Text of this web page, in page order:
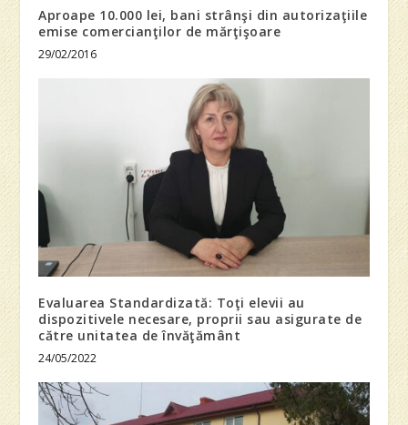
Aproape 10.000 lei, bani strânşi din autorizaţiile
emise comercianţilor de mărţişoare
29/02/2016
Evaluarea Standardizată: Toţi elevii au
dispozitivele necesare, proprii sau asigurate de
către unitatea de învăţământ
24/05/2022